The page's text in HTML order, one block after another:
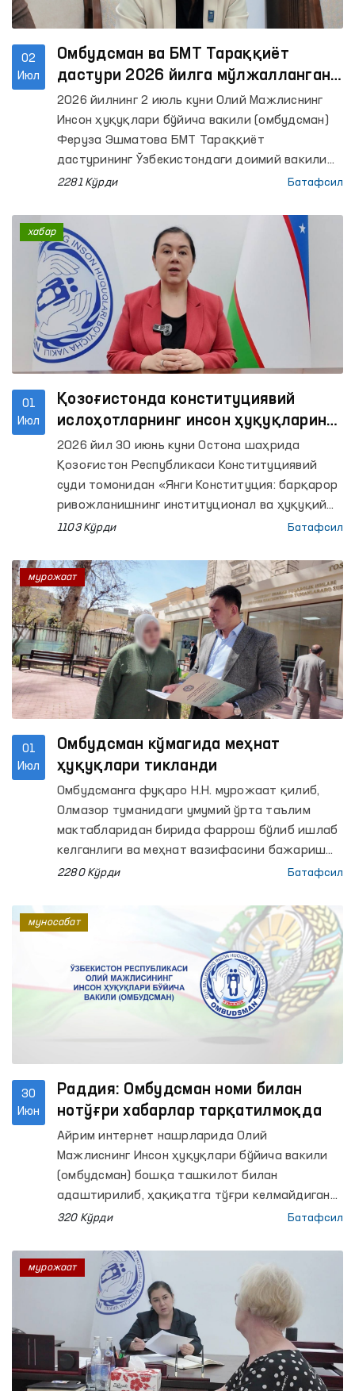
вакиллари, ҳуқуқни муҳофаза қилувчи
олимлар ҳамда оммавий ахборот воситалари
вакиллари ҳам иштирок этди.
02
Июл
Омбудсман ва БМТ Тараққиёт
дастури 2026 йилга мўлжалланган
қўшма иш режасини муҳокама
қилди
2026 йилнинг 2 июль куни Олий Мажлиснинг
Инсон ҳуқуқлари бўйича вакили (омбудсман)
Феруза Эшматова БМТ Тараққиёт
дастурининг Ўзбекистондаги доимий вакили
Акико Фужии ва унинг ўринбосари билан
2281 Кўрди Батафсил
01
Июл
Қозоғистонда конституциявий
ислоҳотларнинг инсон ҳуқуқларини
таъминлашдаги аҳамияти муҳокама
қилинди
2026 йил 30 июнь куни Остона шаҳрида
Қозоғистон Республикаси Конституциявий
суди томонидан «Янги Конституция: барқарор
ривожланишнинг институционал ва ҳуқуқий
асоси» мавзусида халқаро илмий-амалий
1103 Кўрди Батафсил
хабар
01
Июл
Омбудсман кўмагида меҳнат
ҳуқуқлари тикланди
Омбудсманга фуқаро Н.Н. мурожаат қилиб,
Олмазор туманидаги умумий ўрта таълим
мактабларидан бирида фаррош бўлиб ишлаб
келганлиги ва меҳнат вазифасини бажариш
чоғида соғлиғига зарар етганлиги, бироқ
унга қонунчиликда белгиланган тартибда
компенсация қилиб берилмаганлигидан
норозилик билдирган.
2280 Кўрди Батафсил
мурожаат
30
Июн
Раддия: Омбудсман номи билан
нотўғри хабарлар тарқатилмоқда
Айрим интернет нашрларида Олий
Мажлиснинг Инсон ҳуқуқлари бўйича вакили
(омбудсман) бошқа ташкилот билан
адаштирилиб, ҳақиқатга тўғри келмайдиган
хабарлар тарқатилди.
320 Кўрди Батафсил
муносабат
мурожаат